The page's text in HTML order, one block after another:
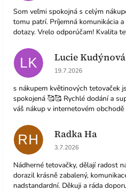
Som veľmi spokojná s celým
tomu patrí. Príjemná komunikácia
dotazy. Vrelo odporúčam! Kvalita
LK Lucie Kudýnová
Hodnocení obchodu je
19.7.2026
s nákupem květinových tetovaček
spokojená 🥰🥰 Rychlé dodání a
váš nákup v internetovém
RH Radka Ha
Hodnocení obchodu je
3.7.2026
Nádherné tetovačky, dělají radost
dorazil krásně zabalený,
nadstandardní. Děkuji a ráda